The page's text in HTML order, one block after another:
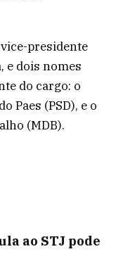
presidente
e dois nomes
do cargo: o
Paes (PSD), e o
(MDB).
ao STJ pode